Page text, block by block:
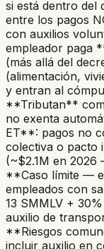
si está dentro del
entre los pagos
con auxilios
empleador paga
(más allá del
(alimentación,
y entran al
**Tributan**
no exenta
ET**: pagos no
colectiva o pacto
(~$2.1M en 2026
**Caso límite —
empleados con
13 SMMLV +
auxilio de
**Riesgos
incluir auxilio en